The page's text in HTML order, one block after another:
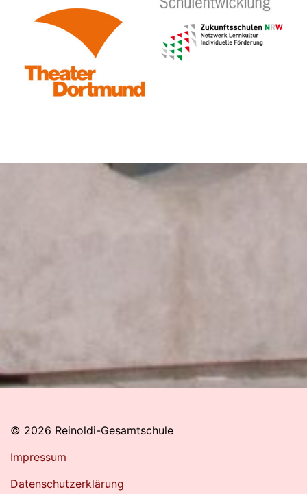
© 2026 Reinoldi-Gesamtschule
Impressum
Datenschutzerklärung